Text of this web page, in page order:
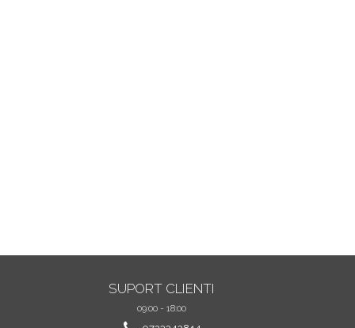
SUPORT CLIENTI
09:00 - 18:00